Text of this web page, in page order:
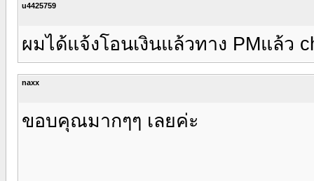
u4425759
ผมได้แจ้งโอนเงินแล้วทาง PMแล้ว
naxx
ขอบคุณมากๆๆ เลยค่ะ